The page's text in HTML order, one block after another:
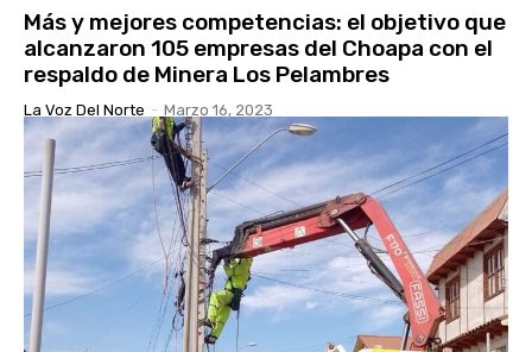
Más y mejores competencias: el objetivo que
alcanzaron 105 empresas del Choapa con el
respaldo de Minera Los Pelambres
La Voz Del Norte - Marzo 16, 2023